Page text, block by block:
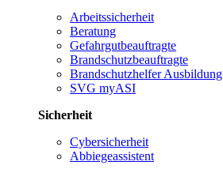
Arbeitssicherheit
Beratung
Gefahrgutbeauftragte
Brandschutzbeauftragte
Brandschutzhelfer Ausbildung
SVG myASI
Sicherheit
Cybersicherheit
Abbiegeassistent